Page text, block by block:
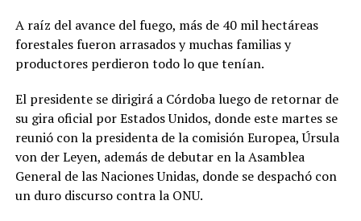
A raíz del avance del fuego, más de 40 mil hectáreas
forestales fueron arrasados y muchas familias y
productores perdieron todo lo que tenían.
El presidente se dirigirá a Córdoba luego de retornar de
su gira oficial por Estados Unidos, donde este martes se
reunió con la presidenta de la comisión Europea, Úrsula
von der Leyen, además de debutar en la Asamblea
General de las Naciones Unidas, donde se despachó con
un duro discurso contra la ONU.